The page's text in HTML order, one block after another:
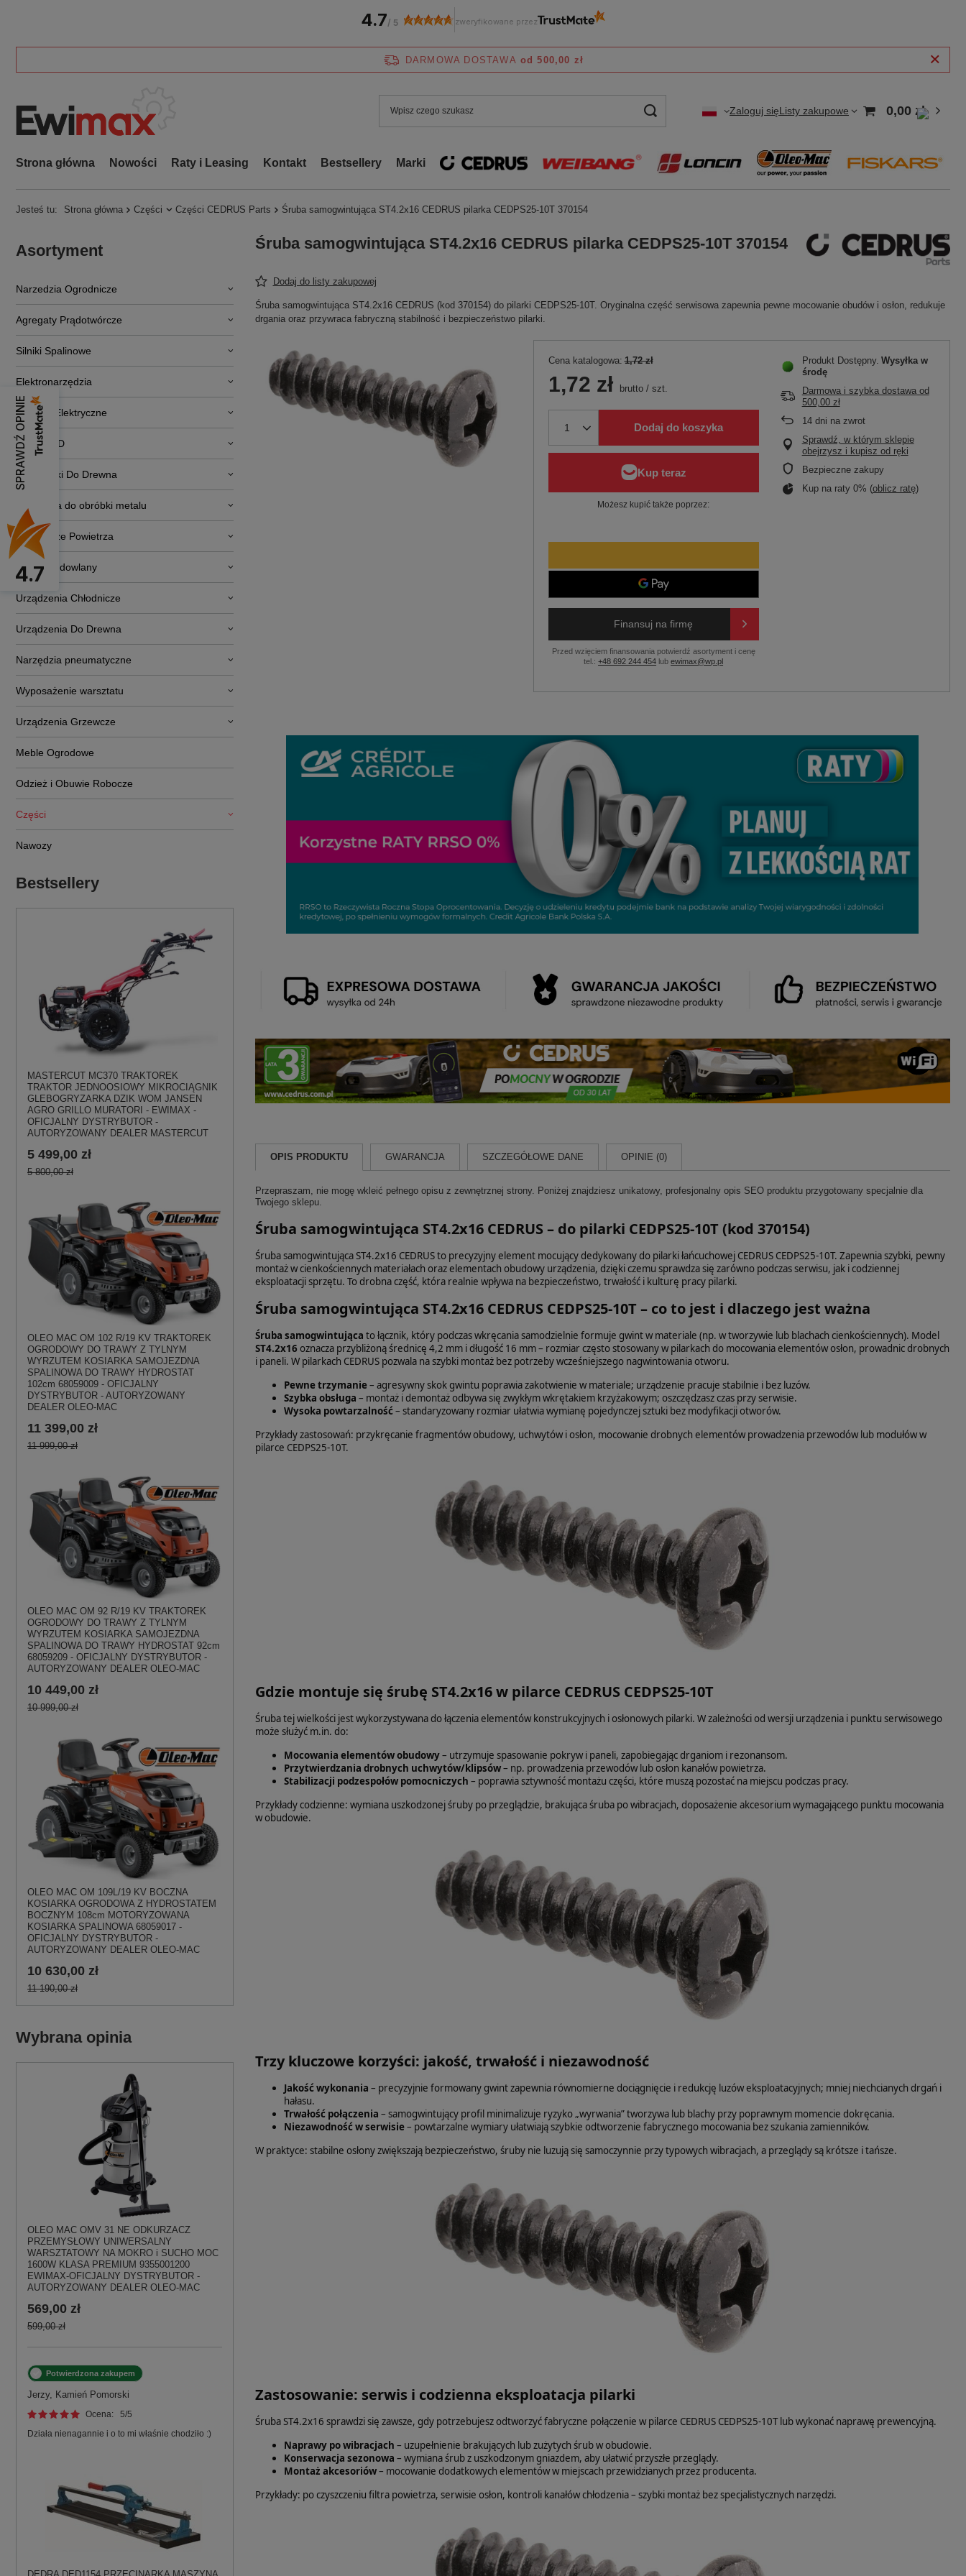
DARMOWA DOSTAWA od 500,00 zł
Zaloguj sięListy zakupowe 0,00 zł
Strona główna Nowości Raty i Leasing Kontakt Bestsellery Marki
Jesteś tu: Strona główna Części Części CEDRUS Parts Śruba samogwintująca ST4.2x16 CEDRUS pilarka CEDPS25-10T 370154
Asortyment
Narzedzia Ogrodnicze
Agregaty Prądotwórcze
Silniki Spalinowe
Elektronarzędzia
Pojazdy Elektryczne
RTV i AGD
Obrabiarki Do Drewna
Narzędzia do obróbki metalu
Osuszacze Powietrza
Sprzęt budowlany
Urządzenia Chłodnicze
Urządzenia Do Drewna
Narzędzia pneumatyczne
Wyposażenie warsztatu
Urządzenia Grzewcze
Meble Ogrodowe
Odzież i Obuwie Robocze
Części
Nawozy
Bestsellery
MASTERCUT MC370 TRAKTOREK
TRAKTOR JEDNOOSIOWY MIKROCIĄGNIK
GLEBOGRYZARKA DZIK WOM JANSEN
AGRO GRILLO MURATORI - EWIMAX -
OFICJALNY DYSTRYBUTOR -
AUTORYZOWANY DEALER MASTERCUT
5 499,00 zł
5 800,00 zł
OLEO MAC OM 102 R/19 KV TRAKTOREK
OGRODOWY DO TRAWY Z TYLNYM
WYRZUTEM KOSIARKA SAMOJEZDNA
SPALINOWA DO TRAWY HYDROSTAT
102cm 68059009 - OFICJALNY
DYSTRYBUTOR - AUTORYZOWANY
DEALER OLEO-MAC
11 399,00 zł
11 999,00 zł
OLEO MAC OM 92 R/19 KV TRAKTOREK
OGRODOWY DO TRAWY Z TYLNYM
WYRZUTEM KOSIARKA SAMOJEZDNA
SPALINOWA DO TRAWY HYDROSTAT 92cm
68059209 - OFICJALNY DYSTRYBUTOR -
AUTORYZOWANY DEALER OLEO-MAC
10 449,00 zł
10 999,00 zł
OLEO MAC OM 109L/19 KV BOCZNA
KOSIARKA OGRODOWA Z HYDROSTATEM
BOCZNYM 108cm MOTORYZOWANA
KOSIARKA SPALINOWA 68059017 -
OFICJALNY DYSTRYBUTOR -
AUTORYZOWANY DEALER OLEO-MAC
10 630,00 zł
11 190,00 zł
Wybrana opinia
OLEO MAC OMV 31 NE ODKURZACZ
PRZEMYSŁOWY UNIWERSALNY
WARSZTATOWY NA MOKRO i SUCHO MOC
1600W KLASA PREMIUM 9355001200
EWIMAX-OFICJALNY DYSTRYBUTOR -
AUTORYZOWANY DEALER OLEO-MAC
569,00 zł
599,00 zł
Potwierdzona zakupem
Jerzy, Kamień Pomorski
Ocena: 5/5
Działa nienagannie i o to mi właśnie chodziło :)
Śruba samogwintująca ST4.2x16 CEDRUS pilarka CEDPS25-10T 370154
Dodaj do listy zakupowej
Śruba samogwintująca ST4.2x16 CEDRUS (kod 370154) do pilarki CEDPS25-10T. Oryginalna część serwisowa zapewnia pewne mocowanie obudów i osłon, redukuje
drgania oraz przywraca fabryczną stabilność i bezpieczeństwo pilarki.
Cena katalogowa: 1,72 zł
1,72 zł brutto/ szt.
Dodaj do koszyka
Możesz kupić także poprzez:
Finansuj na firmę
Przed wzięciem finansowania potwierdź asortyment i cenę
tel.:+48 692 244 454 lubewimax@wp.pl
Produkt Dostępny Wysyłka w
środę
Darmowa i szybka dostawaod
500,00 zł
14dni na zwrot
Sprawdź, w którym sklepie
obejrzysz i kupisz od ręki
Bezpieczne zakupy
Kup na raty 0% (oblicz ratę)
OPIS PRODUKTU GWARANCJA SZCZEGÓŁOWE DANE OPINIE (0)
Przepraszam, nie mogę wkleić pełnego opisu z zewnętrznej strony. Poniżej znajdziesz unikatowy, profesjonalny opis SEO produktu przygotowany specjalnie dla
Twojego sklepu.
Śruba samogwintująca ST4.2x16 CEDRUS – do pilarki CEDPS25-10T (kod 370154)
Śruba samogwintująca ST4.2x16 CEDRUS to precyzyjny element mocujący dedykowany do pilarki łańcuchowej CEDRUS CEDPS25-10T. Zapewnia szybki, pewny
montaż w cienkościennych materiałach oraz elementach obudowy urządzenia, dzięki czemu sprawdza się zarówno podczas serwisu, jak i codziennej
eksploatacji sprzętu. To drobna część, która realnie wpływa na bezpieczeństwo, trwałość i kulturę pracy pilarki.
Śruba samogwintująca ST4.2x16 CEDRUS CEDPS25-10T – co to jest i dlaczego jest ważna
Śruba samogwintująca to łącznik, który podczas wkręcania samodzielnie formuje gwint w materiale (np. w tworzywie lub blachach cienkościennych). Model
ST4.2x16 oznacza przybliżoną średnicę 4,2 mm i długość 16 mm – rozmiar często stosowany w pilarkach do mocowania elementów osłon, prowadnic drobnych
i paneli. W pilarkach CEDRUS pozwala na szybki montaż bez potrzeby wcześniejszego nagwintowania otworu.
Pewne trzymanie– agresywny skok gwintu poprawia zakotwienie w materiale; urządzenie pracuje stabilnie i bez luzów.
Szybka obsługa – montaż i demontaż odbywa się zwykłym wkrętakiem krzyżakowym; oszczędzasz czas przy serwisie.
Wysoka powtarzalność– standaryzowany rozmiar ułatwia wymianę pojedynczej sztuki bez modyfikacji otworów.
Przykłady zastosowań: przykręcanie fragmentów obudowy, uchwytów i osłon, mocowanie drobnych elementów prowadzenia przewodów lub modułów w
pilarce CEDPS25-10T.
Gdzie montuje się śrubę ST4.2x16 w pilarce CEDRUS CEDPS25-10T
Śruba tej wielkości jest wykorzystywana do łączenia elementów konstrukcyjnych i osłonowych pilarki. W zależności od wersji urządzenia i punktu serwisowego
może służyć m.in. do:
Mocowania elementów obudowy– utrzymuje spasowanie pokryw i paneli, zapobiegając drganiom i rezonansom.
Przytwierdzania drobnych uchwytów/klipsów– np. prowadzenia przewodów lub osłon kanałów powietrza.
Stabilizacji podzespołów pomocniczych – poprawia sztywność montażu części, które muszą pozostać na miejscu podczas pracy.
Przykłady codzienne: wymiana uszkodzonej śruby po przeglądzie, brakująca śruba po wibracjach, doposażenie akcesorium wymagającego punktu mocowania
w obudowie.
Trzy kluczowe korzyści: jakość, trwałość i niezawodność
Jakość wykonania – precyzyjnie formowany gwint zapewnia równomierne dociągnięcie i redukcję luzów eksploatacyjnych; mniej niechcianych drgań i
hałasu.
Trwałość połączenia – samogwintujący profil minimalizuje ryzyko „wyrwania” tworzywa lub blachy przy poprawnym momencie dokręcania.
Niezawodność w serwisie– powtarzalne wymiary ułatwiają szybkie odtworzenie fabrycznego mocowania bez szukania zamienników.
W praktyce: stabilne osłony zwiększają bezpieczeństwo, śruby nie luzują się samoczynnie przy typowych wibracjach, a przeglądy są krótsze i tańsze.
Zastosowanie: serwis i codzienna eksploatacja pilarki
Śruba ST4.2x16 sprawdzi się zawsze, gdy potrzebujesz odtworzyć fabryczne połączenie w pilarce CEDRUS CEDPS25-10T lub wykonać naprawę prewencyjną.
Naprawy po wibracjach – uzupełnienie brakujących lub zużytych śrub w obudowie.
Konserwacja sezonowa – wymiana śrub z uszkodzonym gniazdem, aby ułatwić przyszłe przeglądy.
Montaż akcesoriów– mocowanie dodatkowych elementów w miejscach przewidzianych przez producenta.
Przykłady: po czyszczeniu filtra powietrza, serwisie osłon, kontroli kanałów chłodzenia – szybki montaż bez specjalistycznych narzędzi.
4.7/ 5 zweryfikowane przez
SPRAWDŹ OPINIE
4.7